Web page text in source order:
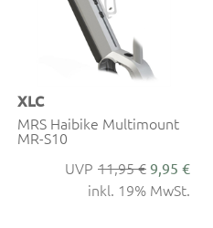
XLC
MRS Haibike Multimount
MR-S10
11,95 € 9,95 €
inkl. 19% MwSt.